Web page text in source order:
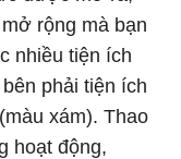
rộng mà bạn
nhiều tiện ích
phải tiện ích
xám). Thao
hoạt động,